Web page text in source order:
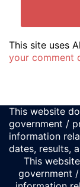
This site uses
your comment
This website
government /
information
dates, results,
This
government